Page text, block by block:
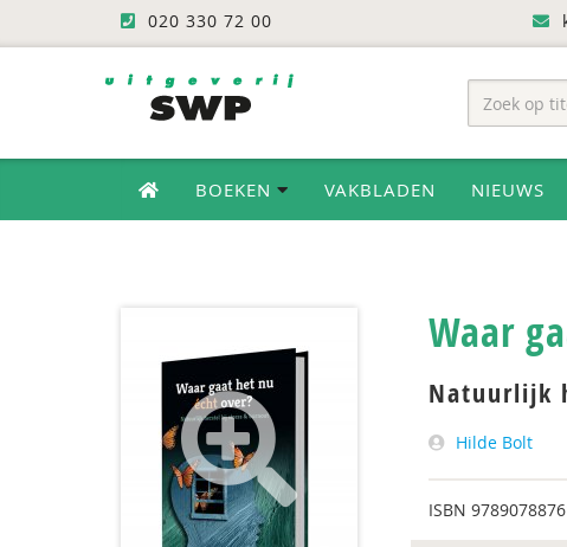
020 330 72 00
BOEKEN VAKBLADEN NIEUWS
Waar
Natuurlijk
Hilde Bolt
ISBN